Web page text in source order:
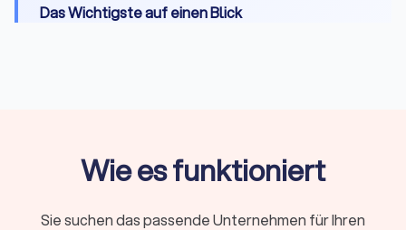
Das Wichtigste auf einen Blick
50-100 €/Stunde
Stundenlohn bei kleineren, flexiblen Umzügen
Wie es funktioniert
Sie suchen das passende Unternehmen für Ihren